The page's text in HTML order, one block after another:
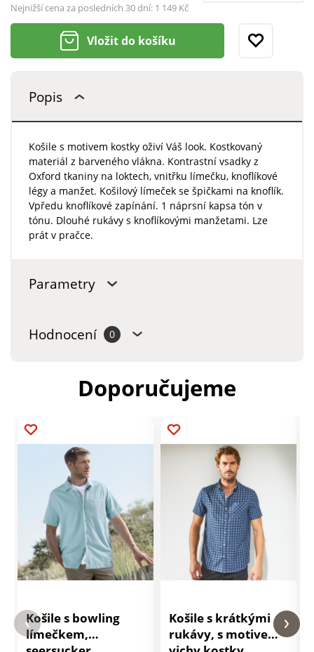
Nejnižší cena za posledních 30 dní: 1 149 Kč
Vložit do košíku
Popis
Košile s motivem kostky oživí Váš look. Kostkovaný
materiál z barveného vlákna. Kontrastní vsadky z
Oxford tkaniny na loktech, vnitřku límečku, knoflíkové
légy a manžet. Košilový límeček se špičkami na knoflík.
Vpředu knoflíkové zapínání. 1 náprsní kapsa tón v
tónu. Dlouhé rukávy s knoflíkovými manžetami. Lze
prát v pračce.
Parametry
Hodnocení 0
Doporučujeme
Košile s bowling
límečkem,
Košile s krátkými
rukávy, s motivem